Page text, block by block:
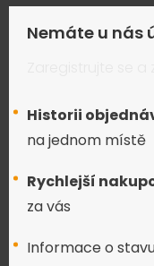
Nemáte u nás
Historii
na jednom místě
Rychlejší
za vás
Informace o